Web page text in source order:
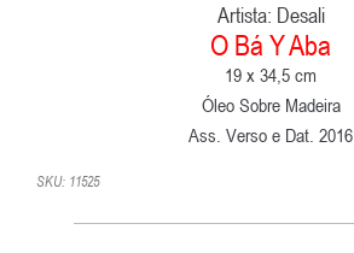
Artista: Desali
O Bá Y Aba
19 x 34,5 cm
Óleo Sobre Madeira
Ass. Verso e Dat. 2016
SKU: 11525